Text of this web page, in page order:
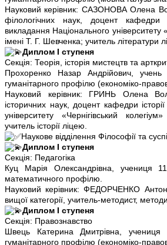
Науковий керівник: САЗОНОВА Олена
філологічних наук, доцент
викладання Національного університету
імені Т. Г. Шевченка; учитель літератури
Диплом І ступеня
Секція: Теорія, історія мистецтв та
Прохоренко Назар Андрійович, учень
гуманітарного профілю (економіко-
Науковий керівник: ГРИНЬ Олена
історичних наук, доцент кафедри
університету «Чернігівський
учитель історії ліцею.
Наукове відділення Філософії та
Диплом І ступеня
Секція: Педагогіка
Куц Марія Олександрівна, учениця
математичного профілю.
Науковий керівник: ФЕДОРЧЕНКО
вищої категорії, учитель-методист,
Диплом І ступеня
Секція: Правознавство
Швець Катерина Дмитрівна, учениця
гуманітарного профілю (економіко-